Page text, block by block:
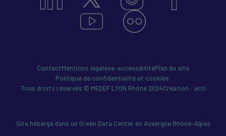
ContactMentions légalese-accessibilitéPlan du site
Politique de confidentialité et cookies.
Tous droits réservés © MEDEF LYON Rhône 2024Création : acti
Site hébergé dans un Green Data Center en Auvergne Rhône-Alpes